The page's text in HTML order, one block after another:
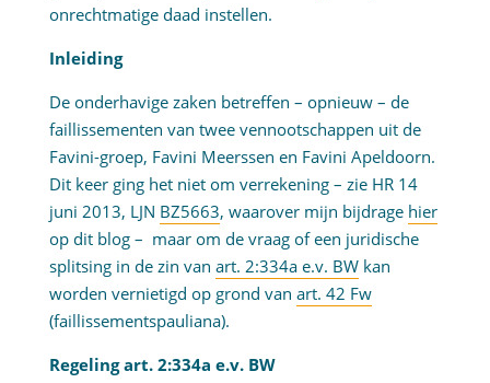
onrechtmatige daad instellen.
Inleiding
De onderhavige zaken betreffen – opnieuw – de
faillissementen van twee vennootschappen uit de
Favini-groep, Favini Meerssen en Favini Apeldoorn.
Dit keer ging het niet om verrekening – zie HR 14
juni 2013, LJN BZ5663, waarover mijn bijdrage hier
op dit blog – maar om de vraag of een juridische
splitsing in de zin van art. 2:334a e.v. BWkan
worden vernietigd op grond van art. 42 Fw
(faillissementspauliana).
Regeling art. 2:334a e.v. BW